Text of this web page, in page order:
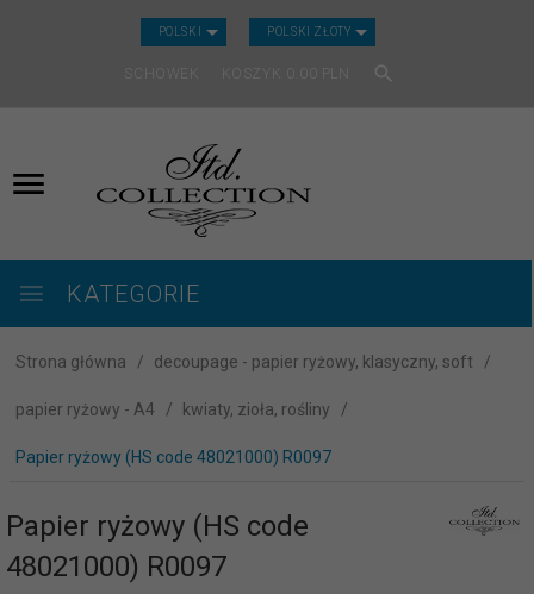
POLSKI CURRENCY_H
POLSKI ZŁOTY
SCHOWEK KOSZYK
KATEGORIE
Strona główna decoupage - papier ryżowy, klasyczny, soft
papier ryżowy - A4 kwiaty, zioła, rośliny
Papier ryżowy (HS code 48021000) R0097
Papier ryżowy (HS code
48021000) R0097